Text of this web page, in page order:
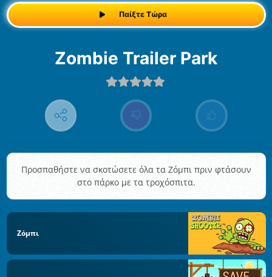
Παίξτε Τώρα
Zombie Trailer Park
Προσπαθήστε να σκοτώσετε όλα τα Ζόμπι πριν φτάσουν
στο πάρκο με τα τροχόσπιτα.
Ζόμπι